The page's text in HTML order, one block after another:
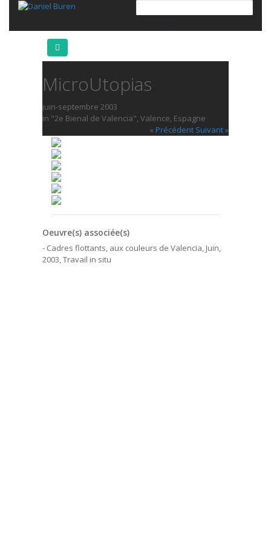
MicroUtopias
juin-septembre 2003
in "2e Bienal de Valencia", Valence, Espagne
« Précédent Suivant »
Oeuvre(s) associée(s)
- Cadres flottants, aux couleurs de Valencia, Juin,
2003, Travail in situ